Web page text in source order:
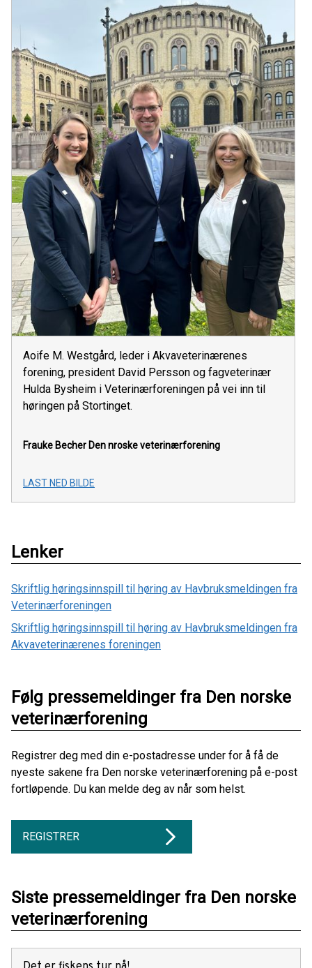
Aoife M. Westgård, leder i Akvaveterinærenes
forening, president David Persson og fagveterinær
Hulda Bysheim i Veterinærforeningen på vei inn til
høringen på Stortinget.
Frauke Becher Den nroske veterinærforening
LAST NED BILDE
Lenker
Skriftlig høringsinnspill til høring av Havbruksmeldingen fra
Veterinærforeningen
Skriftlig høringsinnspill til høring av Havbruksmeldingen fra
Akvaveterinærenes foreningen
Følg pressemeldinger fra Den norske
veterinærforening
Registrer deg med din e-postadresse under for å få de
nyeste sakene fra Den norske veterinærforening på e-post
fortløpende. Du kan melde deg av når som helst.
REGISTRER
Siste pressemeldinger fra Den norske
veterinærforening